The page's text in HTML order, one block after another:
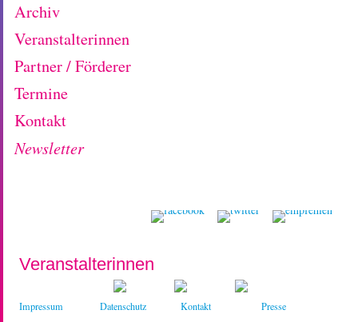
Archiv
Veranstalterinnen
Partner / Förderer
Termine
Kontakt
Newsletter
Veranstalterinnen
Impressum Datenschutz Kontakt Presse